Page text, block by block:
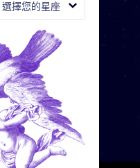
選擇您的星座